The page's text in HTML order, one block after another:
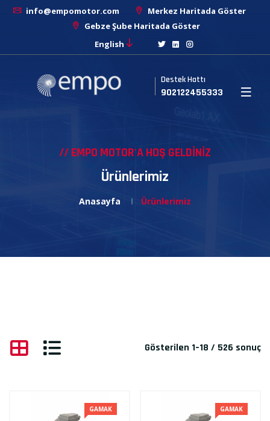
info@empomotor.com
Merkez Haritada Göster
Gebze Şube Haritada Göster
English
Destek Hattı
902122455333
// EMPO MOTOR'A HOŞ GELDİNİZ
Ürünlerimiz
Anasayfa Ürünlerimiz
Gösterilen 1–18 / 526 sonuç
GAMAK GAMAK